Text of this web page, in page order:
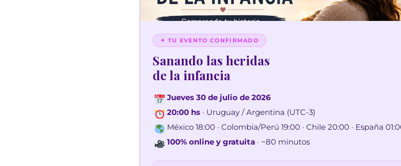
✦ TU EVENTO CONFIRMADO
Sanando las heridas
de la infancia
Jueves 30 de julio de 2026
20:00 hs· Uruguay / Argentina (UTC-3)
México 18:00 · Colombia/Perú 19:00 · Chile 20:00 · España 01:00
100% online y gratuita
· ~80 minutos
Reservá este momento para vos. Vale la pena vivirlo sin interrupciones.